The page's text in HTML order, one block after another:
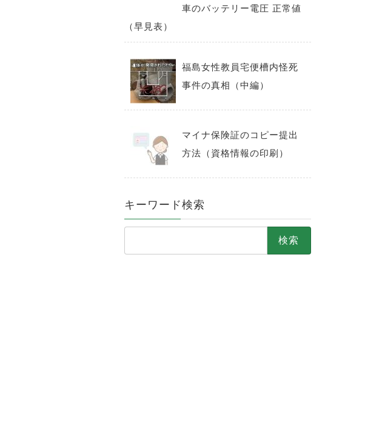
車のバッテリー電圧 正常値
（早見表）
福島女性教員宅便槽内怪死
事件の真相（中編）
マイナ保険証のコピー提出
方法（資格情報の印刷）
キーワード検索
索: